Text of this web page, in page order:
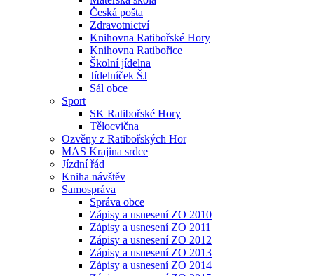
Česká pošta
Zdravotnictví
Knihovna Ratibořské Hory
Knihovna Ratibořice
Školní jídelna
Jídelníček ŠJ
Sál obce
Sport
SK Ratibořské Hory
Tělocvična
Ozvěny z Ratibořských Hor
MAS Krajina srdce
Jízdní řád
Kniha návštěv
Samospráva
Správa obce
Zápisy a usnesení ZO 2010
Zápisy a usnesení ZO 2011
Zápisy a usnesení ZO 2012
Zápisy a usnesení ZO 2013
Zápisy a usnesení ZO 2014